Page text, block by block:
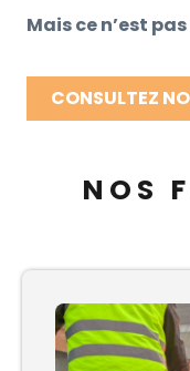
Mais ce n’est
CONSULTEZ
NOS